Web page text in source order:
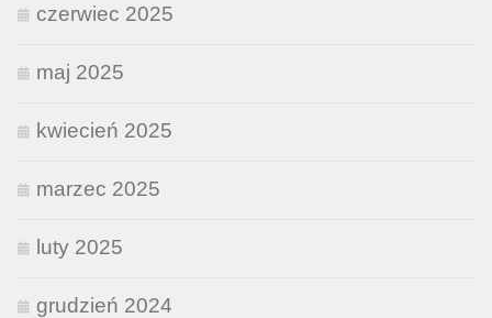
czerwiec 2025
maj 2025
kwiecień 2025
marzec 2025
luty 2025
grudzień 2024